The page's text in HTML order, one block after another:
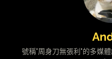
號稱"周身刀無張利"的多媒